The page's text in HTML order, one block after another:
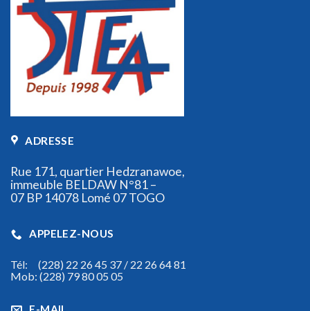
ADRESSE
Rue 171, quartier Hedzranawoe,
immeuble BELDAW N°81 –
07 BP 14078 Lomé 07 TOGO
APPELEZ-NOUS
Tél: (228) 22 26 45 37 / 22 26 64 81
Mob: (228) 79 80 05 05